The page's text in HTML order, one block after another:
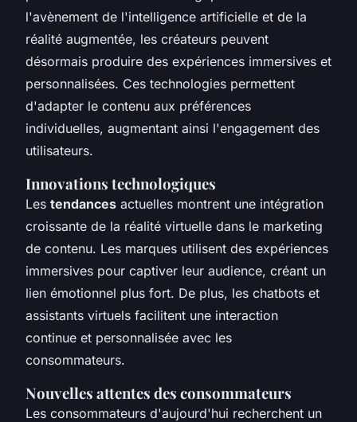
l'avènement de l'intelligence artificielle et de la
réalité augmentée, les créateurs peuvent
désormais produire des expériences immersives et
personnalisées. Ces technologies permettent
d'adapter le contenu aux préférences
individuelles, augmentant ainsi l'engagement des
utilisateurs.
Innovations technologiques
Les tendances actuelles montrent une intégration
croissante de la réalité virtuelle dans le marketing
de contenu. Les marques utilisent des expériences
immersives pour captiver leur audience, créant un
lien émotionnel plus fort. De plus, les chatbots et
assistants virtuels facilitent une interaction
continue et personnalisée avec les
consommateurs.
Nouvelles attentes des consommateurs
Les consommateurs d'aujourd'hui recherchent un